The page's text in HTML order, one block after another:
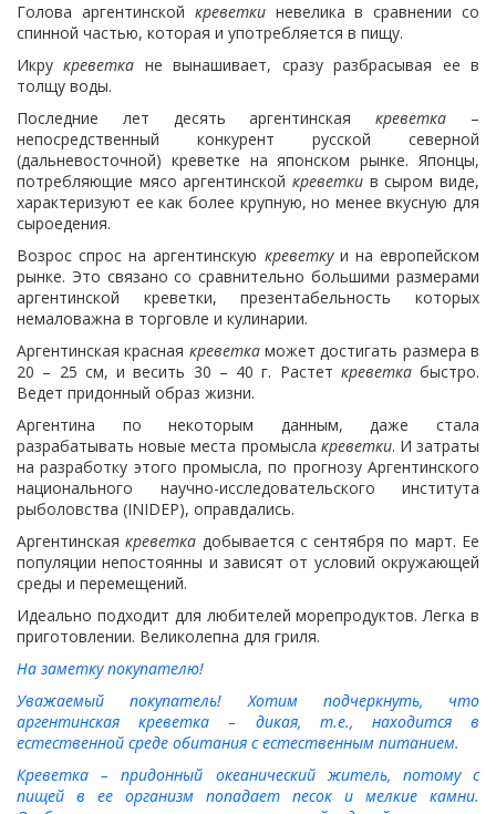
Голова аргентинской креветкиневелика в сравнении со
спинной частью, которая и употребляется в пищу.
Икрукреветка не вынашивает, сразу разбрасывая ее в
толщу воды.
Последние лет десять аргентинскаякреветка –
непосредственный конкурент русской северной
(дальневосточной) креветке на японском рынке. Японцы,
потребляющие мясо аргентинской креветки в сыром виде,
характеризуют ее как более крупную, но менее вкусную для
сыроедения.
Возрос спрос на аргентинскую креветкуи на европейском
рынке. Это связано со сравнительно большими размерами
аргентинской креветки, презентабельность которых
немаловажна в торговле и кулинарии.
Аргентинская красная креветкаможет достигать размера в
20 – 25 см, и весить 30 – 40 г. Растет креветкабыстро.
Ведет придонный образ жизни.
Аргентина по некоторым данным, даже стала
разрабатывать новые места промысла креветки. И затраты
на разработку этого промысла, по прогнозу Аргентинского
национального научно-исследовательского института
рыболовства (INIDEP), оправдались.
Аргентинскаякреветка добывается с сентября по март. Ее
популяции непостоянны и зависят от условий окружающей
среды и перемещений.
Идеально подходит для любителей морепродуктов. Легка в
приготовлении. Великолепна для гриля.
На заметку покупателю!
Уважаемый покупатель! Хотим подчеркнуть, что
аргентинская креветка – дикая, т.е., находится в
естественной среде обитания с естественным питанием.
Креветка – придонный океанический житель, потому с
пищей в ее организм попадает песок и мелкие камни.